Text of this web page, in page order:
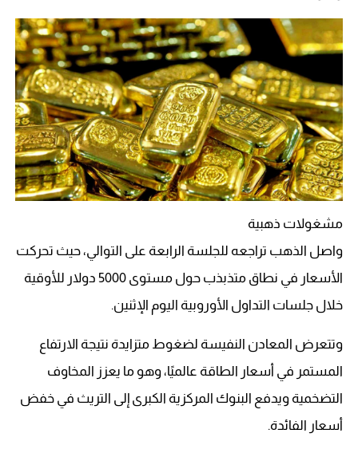
مشغولات ذهبية
واصل الذهب تراجعه للجلسة الرابعة على التوالي، حيث تحركت
الأسعار في نطاق متذبذب حول مستوى 5000 دولار للأوقية
خلال جلسات التداول الأوروبية اليوم الإثنين.
وتتعرض المعادن النفيسة لضغوط متزايدة نتيجة الارتفاع
المستمر في أسعار الطاقة عالميًا، وهو ما يعزز المخاوف
التضخمية ويدفع البنوك المركزية الكبرى إلى التريث في خفض
أسعار الفائدة.